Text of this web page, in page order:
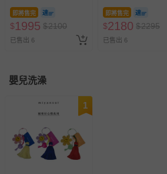
即將售完
$1995 $2100
已售出 6
即將售完
$2180 $2295
已售出 6
嬰兒洗澡
1